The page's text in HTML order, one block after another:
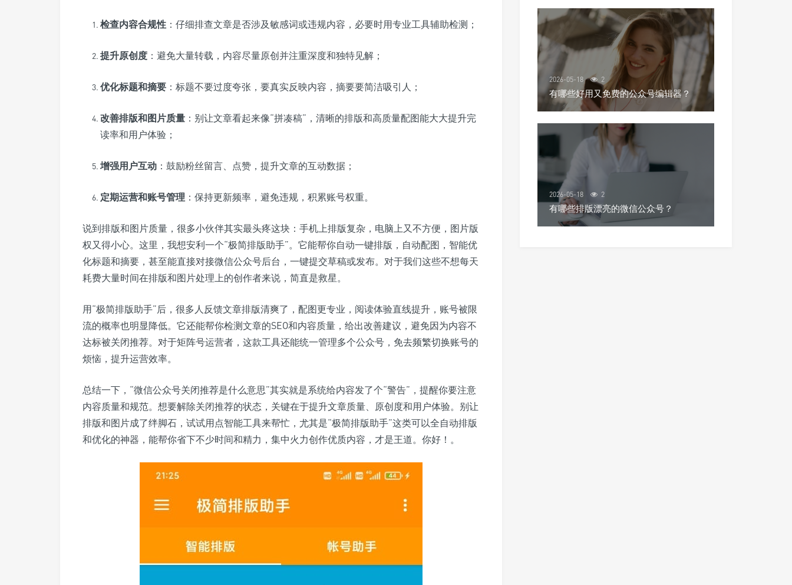
检查内容合规性 ：仔细排查文章是否涉及敏感词或违规内容，必要时用专业工具辅助检测；
提升原创度 ：避免大量转载，内容尽量原创并注重深度和独特见解；
优化标题和摘要 ：标题不要过度夸张，要真实反映内容，摘要要简洁吸引人；
改善排版和图片质量 ：别让文章看起来像“拼凑稿”，清晰的排版和高质量配图能大大提升完
读率和用户体验；
增强用户互动 ：鼓励粉丝留言、点赞，提升文章的互动数据；
定期运营和账号管理 ：保持更新频率，避免违规，积累账号权重。
说到排版和图片质量，很多小伙伴其实最头疼这块：手机上排版复杂，电脑上又不方便，图片版
权又得小心。这里，我想安利一个“极简排版助手”。它能帮你自动一键排版，自动配图，智能优
化标题和摘要，甚至能直接对接微信公众号后台，一键提交草稿或发布。对于我们这些不想每天
耗费大量时间在排版和图片处理上的创作者来说，简直是救星。
用“极简排版助手”后，很多人反馈文章排版清爽了，配图更专业，阅读体验直线提升，账号被限
流的概率也明显降低。它还能帮你检测文章的SEO和内容质量，给出改善建议，避免因为内容不
达标被关闭推荐。对于矩阵号运营者，这款工具还能统一管理多个公众号，免去频繁切换账号的
烦恼，提升运营效率。
总结一下，“微信公众号关闭推荐是什么意思”其实就是系统给内容发了个“警告”，提醒你要注意
内容质量和规范。想要解除关闭推荐的状态，关键在于提升文章质量、原创度和用户体验。别让
排版和图片成了绊脚石，试试用点智能工具来帮忙，尤其是“极简排版助手”这类可以全自动排版
和优化的神器，能帮你省下不少时间和精力，集中火力创作优质内容，才是王道。你好！。
2026-05-18 2
有哪些好用又免费的公众号编辑器？
2026-05-18 2
有哪些排版漂亮的微信公众号？